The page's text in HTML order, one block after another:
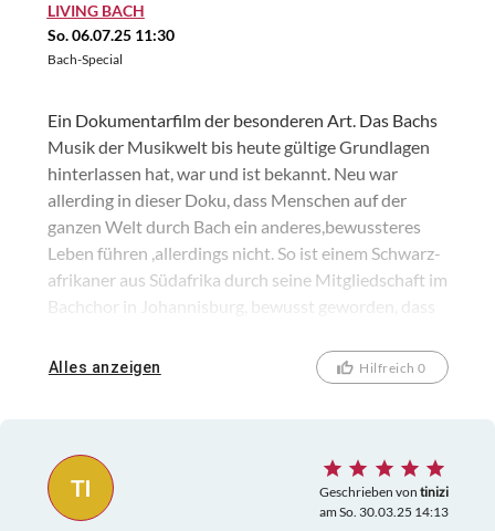
LIVING BACH
So. 06.07.25 11:30
Bach-Special
Ein Dokumentarfilm der besonderen Art. Das Bachs
Musik der Musikwelt bis heute gültige Grundlagen
hinterlassen hat, war und ist bekannt. Neu war
allerding in dieser Doku, dass Menschen auf der
ganzen Welt durch Bach ein anderes,bewussteres
Leben führen ,allerdings nicht. So ist einem Schwarz-
afrikaner aus Südafrika durch seine Mitgliedschaft im
Bachchor in Johannisburg, bewusst geworden, dass
Malaysia, einem islamistischen Staat riskieren
Moslems, die Bach spielen oder singen eingesperrt zu
über fast alle Kontinente. Australien, Paraguay,
Japan, USA, Malaysia sowie Schweiz und zeigt Sänger
und Musiker, die Bachs Musik als Hobby betreiben.
Alles anzeigen Hilfreich 0
TI Geschrieben von tinizi
am So. 30.03.25 14:13